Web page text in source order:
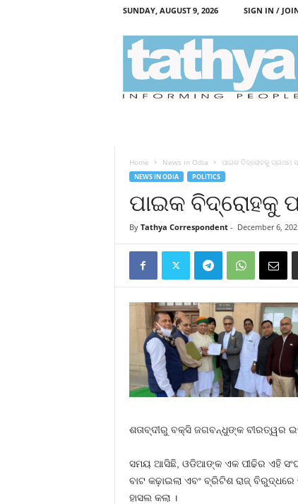
SUNDAY, AUGUST 9, 2026 SIGN IN /
Home News in Odia ପାଇକ ବିଦ୍ରୋହକୁ ପ୍ରଥମ
NEWS IN ODIA POLITICS
ପାଇକ ବିଦ୍ରୋହକୁ
By Tathya Correspondent- December 6,
ଶତାବ୍ଦୀରୁ ବକ୍ସି ଜଗବନ୍ଧୁଙ୍କ ବୀରତ୍ୱର
ସମୟ ଆସିଛି, ଓଡିଆଙ୍କ ଏକ ପୀଢିର ଏହି
ବାଟ କଢ଼ାଇଲା ଏବଂ ବ୍ରିଟିଶ ରାଜ୍
ହାସଲ କଲା ।